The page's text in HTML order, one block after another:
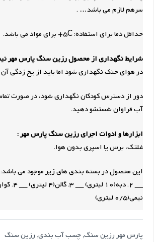
سرهم لازم می باشد… .
حداقل دما برای استفاده: 5C+ برای مواد می باشد.
شرایط نگهداری از محصول رزین سنگ پارس مهر
در هوای خنک نگهداری شود اما باید از یخ زدگی
دور از دسترس کودکان نگهداری شود، در صورت
آب فراوان شستشو دهید.
ابزارها و ادوات اجرای رزین سنگ پارس مهر :
غلتک، برس یا اسپری بدون هوا.
نیمی(0/5 لیتری)
پارس مهر رزین سنگ,چسب آب بندی, رزین سنگ